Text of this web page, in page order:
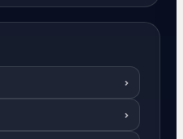
›
›